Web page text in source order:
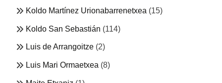
Koldo Martínez Urionabarrenetxea (15)
Koldo San Sebastián (114)
Luis de Arrangoitze (2)
Luis Mari Ormaetxea (8)